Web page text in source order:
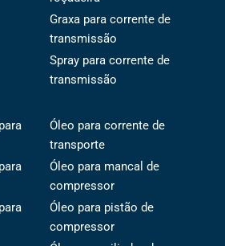
Graxa para corrente de
transmissão
Spray para corrente de
transmissão
Óleo para corrente de
transporte
Óleo para mancal de
compressor
Óleo para pistão de
compressor